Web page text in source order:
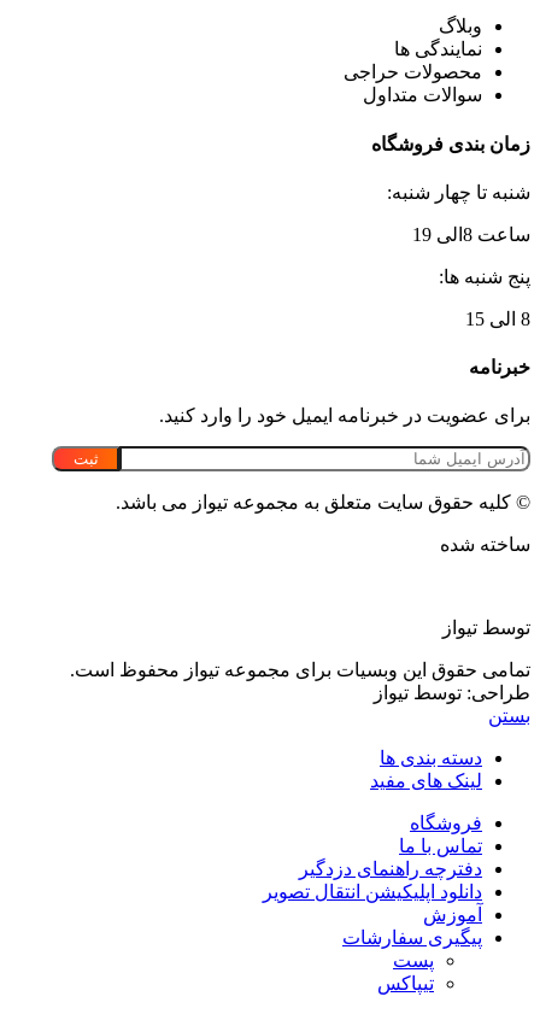
وبلاگ
نمایندگی ها
محصولات حراجی
سوالات متداول
زمان بندی فروشگاه
شنبه تا چهار شنبه:
ساعت 8الی 19
پنج شنبه ها:
8 الی 15
خبرنامه
برای عضویت در خبرنامه ایمیل خود را وارد کنید.
© کلیه حقوق سایت متعلق به مجموعه تیواز می باشد.
ساخته شده
توسط تیواز
تمامی حقوق این وبسیات برای مجموعه تیواز محفوظ است.
طراحی: توسط تیواز
بستن
دسته بندی ها
لینک های مفید
فروشگاه
تماس با ما
دفترچه راهنمای دزدگیر
دانلود اپلیکیشن انتقال تصویر
آموزش
پیگیری سفارشات
پست
تیپاکس